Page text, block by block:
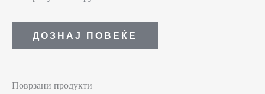
ДОЗНАЈ ПОВЕЌЕ
Поврзани продукти